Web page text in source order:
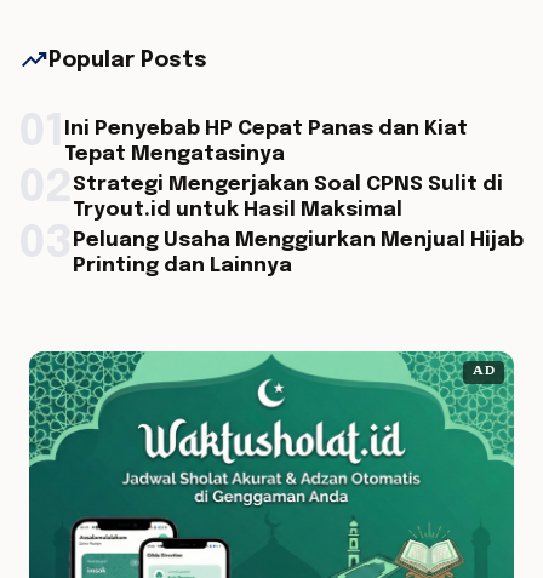
trending_up Popular Posts
Ini Penyebab HP Cepat Panas dan Kiat
Tepat Mengatasinya
Strategi Mengerjakan Soal CPNS Sulit di
Tryout.id untuk Hasil Maksimal
Peluang Usaha Menggiurkan Menjual Hijab
Printing dan Lainnya
AD